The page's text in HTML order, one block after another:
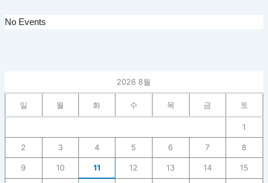
No Events
2026 8월
일 월 화 수 목 금 토
1
2 3 4 5 6 7 8
9 10 11 12 13 14 15